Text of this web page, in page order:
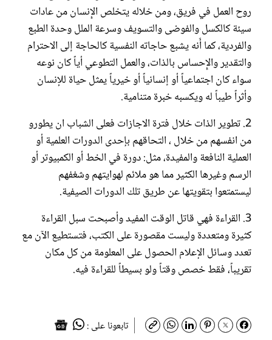
روح العمل في فريق، ومن خلاله يتخلص الإِنسان من عادات
سيئة كالكسل والفوضى والتسويف وسرعة الملل وحدة الطبع
والفردية، كما أَنه يشبع حاجاته النفسية كالحاجة إلى الاحترام
والتقدير والإِحساس بالذات، والعمل التطوعي أياً كان نوعه
سواء كان اجتماعياً أو إنسانياً أو خيرياً يمثل حياة للإنسان
وأثراً طيباً له ويكسبه خبرة متنامية.
2. تطوير الذات خلال فترة الاجازات فعلى الشباب ان يطورو
من انفسهم من خلال ، التحاقهم بإحدى الدورات العلمية أو
العملية النافعة والمفيدة، مثل: دورة في الخط أو الكمبيوتر أو
الرسم وغيرها الكثير مما هو ملائم لهوايتهم وشغفهم
ليستمتعوا بتقويتها عن طريق تلك الدورات الصيفية.
3. القراءة فهي قاتل الوقت المفيد وأصبحت سبل القراءة
كثيرة ومتعددة وليست مقصورة على الكتب، فتستطيع الآن مع
تعدد وسائل الإعلام الحصول على المعلومة من كل مكان
تقريباً، فقط خصص وقتاً ولو بسيطاً للقراءة فيه.
تابعونا على :